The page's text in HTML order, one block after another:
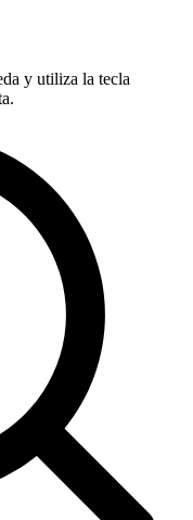
y utiliza la tecla